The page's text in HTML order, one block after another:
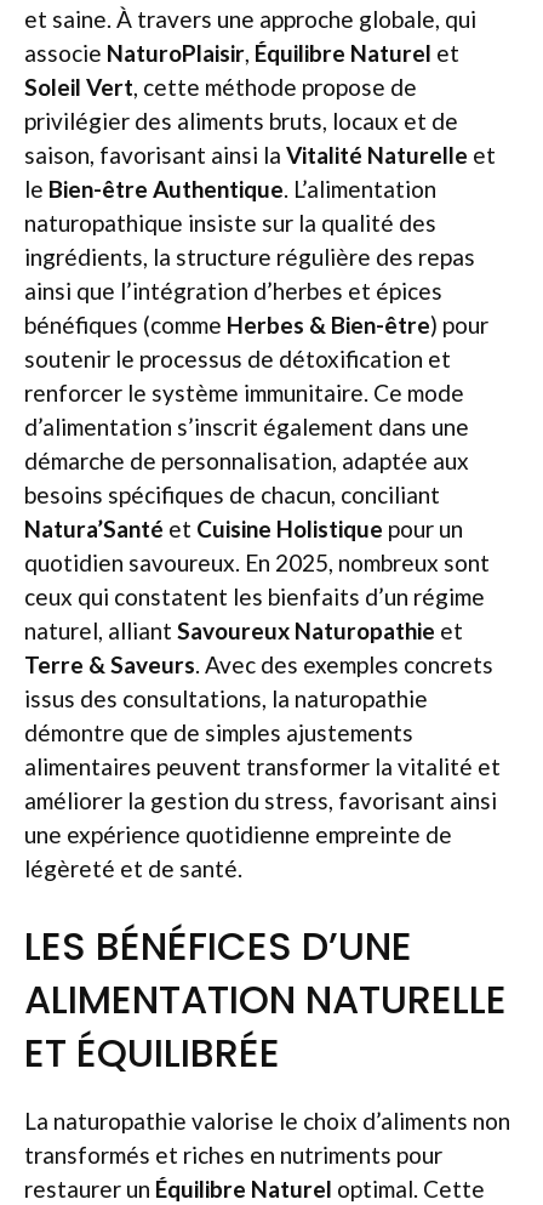
et saine. À travers une approche globale, qui
associe NaturoPlaisir, Équilibre Naturel et
Soleil Vert, cette méthode propose de
privilégier des aliments bruts, locaux et de
saison, favorisant ainsi la Vitalité Naturelle et
le Bien-être Authentique. L’alimentation
naturopathique insiste sur la qualité des
ingrédients, la structure régulière des repas
ainsi que l’intégration d’herbes et épices
bénéfiques (comme Herbes & Bien-être) pour
soutenir le processus de détoxification et
renforcer le système immunitaire. Ce mode
d’alimentation s’inscrit également dans une
démarche de personnalisation, adaptée aux
besoins spécifiques de chacun, conciliant
Natura’Santé et Cuisine Holistique pour un
quotidien savoureux. En 2025, nombreux sont
ceux qui constatent les bienfaits d’un régime
naturel, alliant Savoureux Naturopathie et
Terre & Saveurs. Avec des exemples concrets
issus des consultations, la naturopathie
démontre que de simples ajustements
alimentaires peuvent transformer la vitalité et
améliorer la gestion du stress, favorisant ainsi
une expérience quotidienne empreinte de
légèreté et de santé.
LES BÉNÉFICES D’UNE
ALIMENTATION NATURELLE
ET ÉQUILIBRÉE
La naturopathie valorise le choix d’aliments non
transformés et riches en nutriments pour
restaurer un Équilibre Naturel optimal. Cette